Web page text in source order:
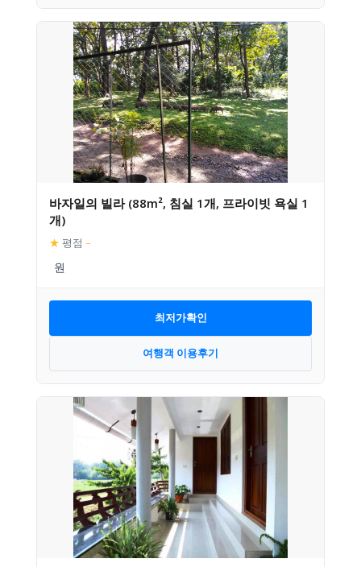
바자일의 빌라 (88m², 침실 1개, 프라이빗 욕실 1
개)
★ 평점 –
최저가확인
여행객 이용후기